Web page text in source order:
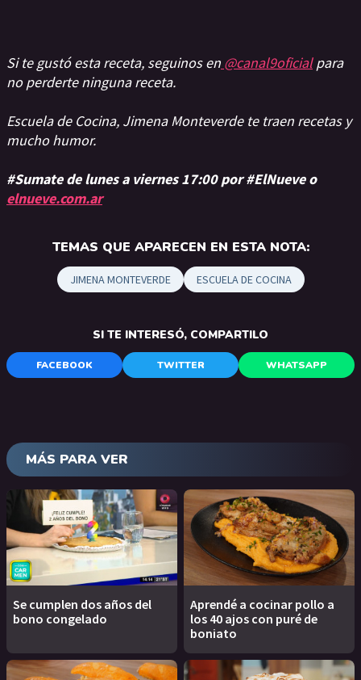
Si te gustó esta receta, seguinos en @canal9oficialpara
no perderte ninguna receta.
Escuela de Cocina, Jimena Monteverde te traen recetas y
mucho humor.
#Sumate de lunes a viernes 17:00 por #ElNueve o
elnueve.com.ar
TEMAS QUE APARECEN EN ESTA NOTA:
JIMENA MONTEVERDE ESCUELA DE COCINA
SI TE INTERESÓ, COMPARTILO
FACEBOOK TWITTER WHATSAPP
MÁS PARA VER
Se cumplen dos años del
bono congelado
Aprendé a cocinar pollo a
los 40 ajos con puré de
boniato